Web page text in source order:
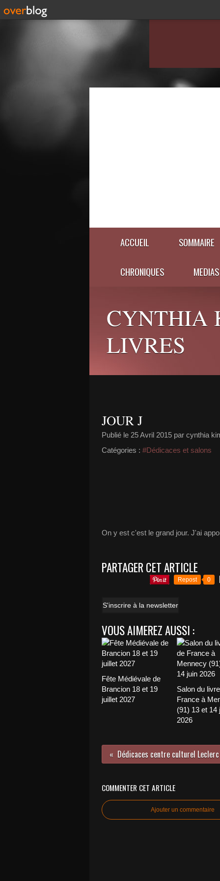
ACCUEIL SOMMAIRE
CHRONIQUES MEDIAS
CYNTHIA
LIVRES
JOUR J
Publié le 25 Avril 2015 par cynthia
Catégories : #Dédicaces et salons
On y est c'est le grand jour. J'ai
PARTAGER CET ARTICLE
Repost 0
S'inscrire à la newsletter
VOUS AIMEREZ AUSSI :
Fête Médiévale de
Brancion 18 et 19
juillet 2027
Salon du
France à
(91) 13 et 14
2026
Dédicaces centre culturel
COMMENTER CET ARTICLE
Ajouter un commentaire